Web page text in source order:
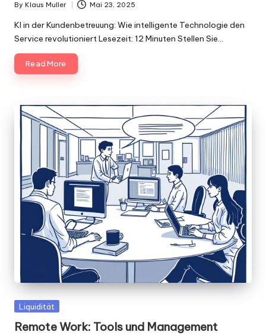
Posted
by
By Klaus Muller Mai 23, 2025
KI in der Kundenbetreuung: Wie intelligente Technologie den
Service revolutioniert Lesezeit: 12 Minuten Stellen Sie…
Read More
Posted
Liquidität
Remote Work: Tools und Management